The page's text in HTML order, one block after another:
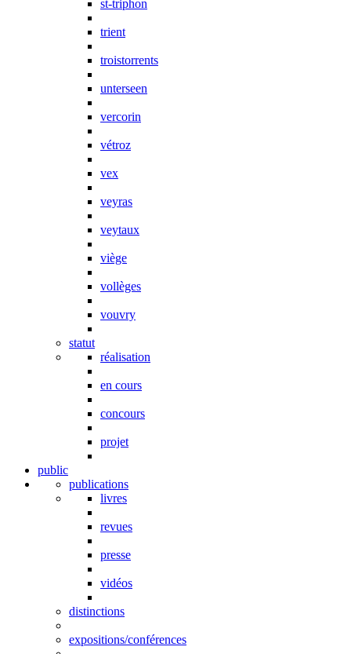
st-triphon
trient
troistorrents
unterseen
vercorin
vétroz
vex
veyras
veytaux
viège
vollèges
vouvry
statut
réalisation
en cours
concours
projet
public
publications
livres
revues
presse
vidéos
distinctions
expositions/conférences